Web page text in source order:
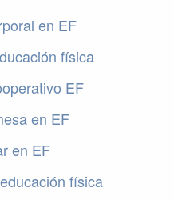
en EF
física
EF
en EF
en EF
física